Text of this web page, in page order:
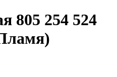
805 254 524